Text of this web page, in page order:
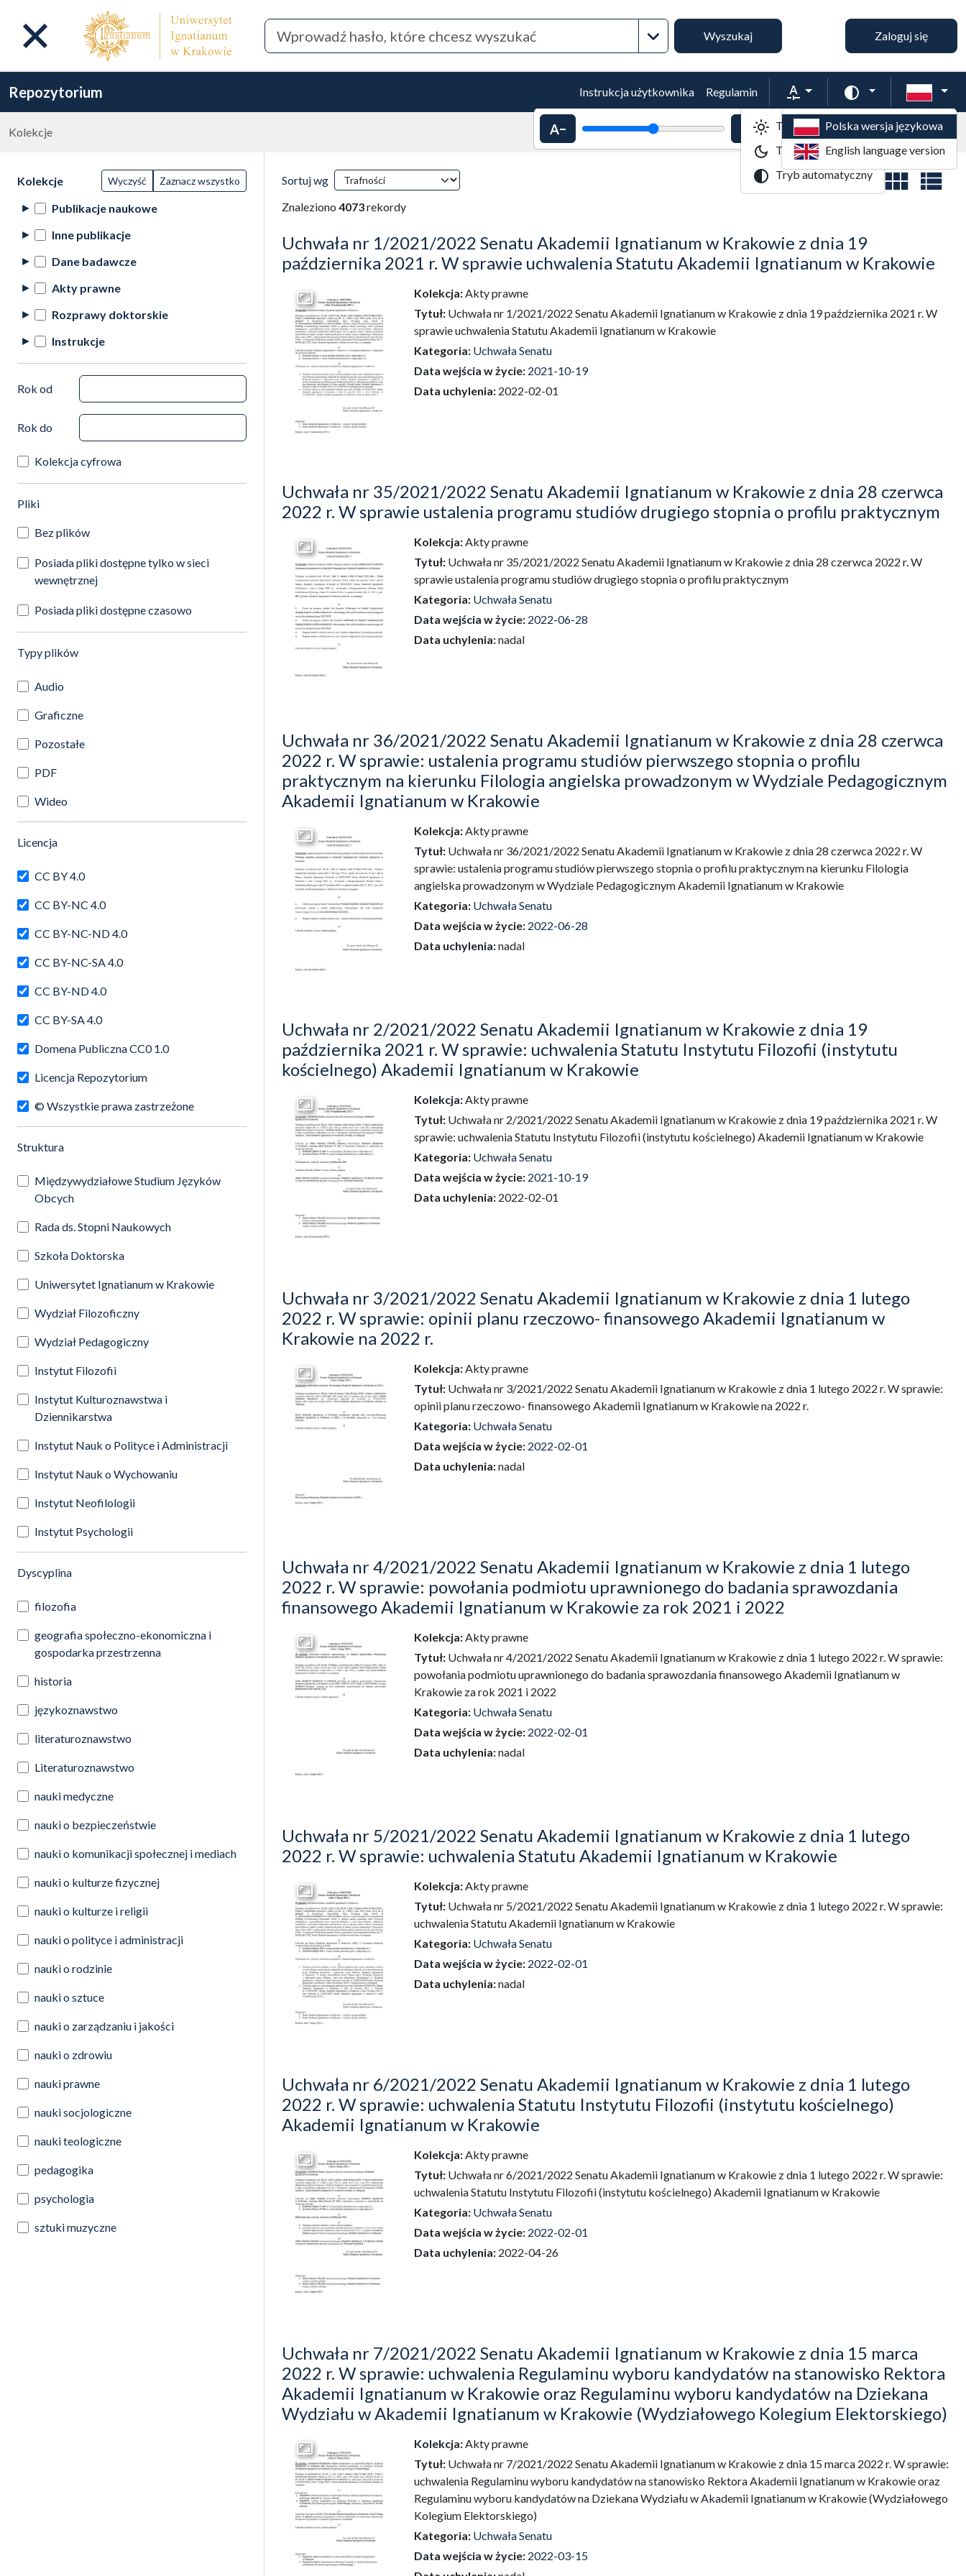
Wyszukiwanie zaawansowane
Wyszukaj Zaloguj się
Repozytorium Instrukcja użytkownika Regulamin Rozmiar tekstu
Pomniejszenie tekstu Powiększenie tekstu
Domyślny rozmiar tekstu
Zmień schemat
Tryb jasny
Tryb ciemny
Tryb automatyczny
Polska wersja językowa
English language version
Kolekcje
Lista wyników wyszukiwania
Filtry wyszukiwania (automatyczne przeładowanie treści)
Akcje na kolekcjach
Kolekcje(automatyczne przeładowanie treści)
Wyczyść Zaznacz wszystko
Publikacje naukowe
Inne publikacje
Dane badawcze
Akty prawne
Rozprawy doktorskie
Instrukcje
Rok od
Rok do
Kolekcja cyfrowa
Pliki(automatyczne przeładowanie treści)
Bez plików
Posiada pliki dostępne tylko w sieci
wewnętrznej
Posiada pliki dostępne czasowo
Typy plików(automatyczne przeładowanie treści)
Audio
Graficzne
Pozostałe
PDF
Wideo
Licencja(automatyczne przeładowanie treści)
CC BY 4.0
CC BY-NC 4.0
CC BY-NC-ND 4.0
CC BY-NC-SA 4.0
CC BY-ND 4.0
CC BY-SA 4.0
Domena Publiczna CC0 1.0
Licencja Repozytorium
© Wszystkie prawa zastrzeżone
Struktura(automatyczne przeładowanie treści)
Międzywydziałowe Studium Języków
Obcych
Rada ds. Stopni Naukowych
Szkoła Doktorska
Uniwersytet Ignatianum w Krakowie
Wydział Filozoficzny
Wydział Pedagogiczny
Instytut Filozofii
Instytut Kulturoznawstwa i
Dziennikarstwa
Instytut Nauk o Polityce i Administracji
Instytut Nauk o Wychowaniu
Instytut Neofilologii
Instytut Psychologii
Dyscyplina(automatyczne przeładowanie treści)
filozofia
geografia społeczno-ekonomiczna i
gospodarka przestrzenna
historia
językoznawstwo
literaturoznawstwo
Literaturoznawstwo
nauki medyczne
nauki o bezpieczeństwie
nauki o komunikacji społecznej i mediach
nauki o kulturze fizycznej
nauki o kulturze i religii
nauki o polityce i administracji
nauki o rodzinie
nauki o sztuce
nauki o zarządzaniu i jakości
nauki o zdrowiu
nauki prawne
nauki socjologiczne
nauki teologiczne
pedagogika
psychologia
sztuki muzyczne
Wyniki wyszukiwania
Sortuj wg
(automatyczne przeładowanie treści)
Widok wyników
Znaleziono 4073rekordy
Uchwała nr 1/2021/2022 Senatu Akademii Ignatianum w Krakowie z dnia 19
października 2021 r. W sprawie uchwalenia Statutu Akademii Ignatianum w Krakowie
Przejdź do zbioru
Kolekcja:Akty prawne
Tytuł: Uchwała nr 1/2021/2022 Senatu Akademii Ignatianum w Krakowie z dnia 19 października 2021 r. W
sprawie uchwalenia Statutu Akademii Ignatianum w Krakowie
Kategoria: Uchwała Senatu
Data wejścia w życie: 2021-10-19
Data uchylenia: 2022-02-01
Uchwała nr 35/2021/2022 Senatu Akademii Ignatianum w Krakowie z dnia 28 czerwca
2022 r. W sprawie ustalenia programu studiów drugiego stopnia o profilu praktycznym
Przejdź do zbioru
Kolekcja:Akty prawne
Tytuł: Uchwała nr 35/2021/2022 Senatu Akademii Ignatianum w Krakowie z dnia 28 czerwca 2022 r. W
sprawie ustalenia programu studiów drugiego stopnia o profilu praktycznym
Kategoria: Uchwała Senatu
Data wejścia w życie: 2022-06-28
Data uchylenia:nadal
Uchwała nr 36/2021/2022 Senatu Akademii Ignatianum w Krakowie z dnia 28 czerwca
2022 r. W sprawie: ustalenia programu studiów pierwszego stopnia o profilu
praktycznym na kierunku Filologia angielska prowadzonym w Wydziale Pedagogicznym
Akademii Ignatianum w Krakowie
Przejdź do zbioru
Kolekcja:Akty prawne
Tytuł: Uchwała nr 36/2021/2022 Senatu Akademii Ignatianum w Krakowie z dnia 28 czerwca 2022 r. W
sprawie: ustalenia programu studiów pierwszego stopnia o profilu praktycznym na kierunku Filologia
angielska prowadzonym w Wydziale Pedagogicznym Akademii Ignatianum w Krakowie
Kategoria: Uchwała Senatu
Data wejścia w życie: 2022-06-28
Data uchylenia:nadal
Uchwała nr 2/2021/2022 Senatu Akademii Ignatianum w Krakowie z dnia 19
października 2021 r. W sprawie: uchwalenia Statutu Instytutu Filozofii (instytutu
kościelnego) Akademii Ignatianum w Krakowie
Przejdź do zbioru
Kolekcja:Akty prawne
Tytuł: Uchwała nr 2/2021/2022 Senatu Akademii Ignatianum w Krakowie z dnia 19 października 2021 r. W
sprawie: uchwalenia Statutu Instytutu Filozofii (instytutu kościelnego) Akademii Ignatianum w Krakowie
Kategoria: Uchwała Senatu
Data wejścia w życie: 2021-10-19
Data uchylenia: 2022-02-01
Uchwała nr 3/2021/2022 Senatu Akademii Ignatianum w Krakowie z dnia 1 lutego
2022 r. W sprawie: opinii planu rzeczowo- finansowego Akademii Ignatianum w
Krakowie na 2022 r.
Przejdź do zbioru
Kolekcja:Akty prawne
Tytuł: Uchwała nr 3/2021/2022 Senatu Akademii Ignatianum w Krakowie z dnia 1 lutego 2022 r. W sprawie:
opinii planu rzeczowo- finansowego Akademii Ignatianum w Krakowie na 2022 r.
Kategoria: Uchwała Senatu
Data wejścia w życie: 2022-02-01
Data uchylenia:nadal
Uchwała nr 4/2021/2022 Senatu Akademii Ignatianum w Krakowie z dnia 1 lutego
2022 r. W sprawie: powołania podmiotu uprawnionego do badania sprawozdania
finansowego Akademii Ignatianum w Krakowie za rok 2021 i 2022
Przejdź do zbioru
Kolekcja:Akty prawne
Tytuł: Uchwała nr 4/2021/2022 Senatu Akademii Ignatianum w Krakowie z dnia 1 lutego 2022 r. W sprawie:
powołania podmiotu uprawnionego do badania sprawozdania finansowego Akademii Ignatianum w
Krakowie za rok 2021 i 2022
Kategoria: Uchwała Senatu
Data wejścia w życie: 2022-02-01
Data uchylenia:nadal
Uchwała nr 5/2021/2022 Senatu Akademii Ignatianum w Krakowie z dnia 1 lutego
2022 r. W sprawie: uchwalenia Statutu Akademii Ignatianum w Krakowie
Przejdź do zbioru
Kolekcja:Akty prawne
Tytuł: Uchwała nr 5/2021/2022 Senatu Akademii Ignatianum w Krakowie z dnia 1 lutego 2022 r. W sprawie:
uchwalenia Statutu Akademii Ignatianum w Krakowie
Kategoria: Uchwała Senatu
Data wejścia w życie: 2022-02-01
Data uchylenia:nadal
Uchwała nr 6/2021/2022 Senatu Akademii Ignatianum w Krakowie z dnia 1 lutego
2022 r. W sprawie: uchwalenia Statutu Instytutu Filozofii (instytutu kościelnego)
Akademii Ignatianum w Krakowie
Przejdź do zbioru
Kolekcja:Akty prawne
Tytuł: Uchwała nr 6/2021/2022 Senatu Akademii Ignatianum w Krakowie z dnia 1 lutego 2022 r. W sprawie:
uchwalenia Statutu Instytutu Filozofii (instytutu kościelnego) Akademii Ignatianum w Krakowie
Kategoria: Uchwała Senatu
Data wejścia w życie: 2022-02-01
Data uchylenia: 2022-04-26
Uchwała nr 7/2021/2022 Senatu Akademii Ignatianum w Krakowie z dnia 15 marca
2022 r. W sprawie: uchwalenia Regulaminu wyboru kandydatów na stanowisko Rektora
Akademii Ignatianum w Krakowie oraz Regulaminu wyboru kandydatów na Dziekana
Wydziału w Akademii Ignatianum w Krakowie (Wydziałowego Kolegium Elektorskiego)
Przejdź do zbioru
Kolekcja:Akty prawne
Tytuł: Uchwała nr 7/2021/2022 Senatu Akademii Ignatianum w Krakowie z dnia 15 marca 2022 r. W sprawie:
uchwalenia Regulaminu wyboru kandydatów na stanowisko Rektora Akademii Ignatianum w Krakowie oraz
Regulaminu wyboru kandydatów na Dziekana Wydziału w Akademii Ignatianum w Krakowie (Wydziałowego
Kolegium Elektorskiego)
Kategoria: Uchwała Senatu
Data wejścia w życie: 2022-03-15